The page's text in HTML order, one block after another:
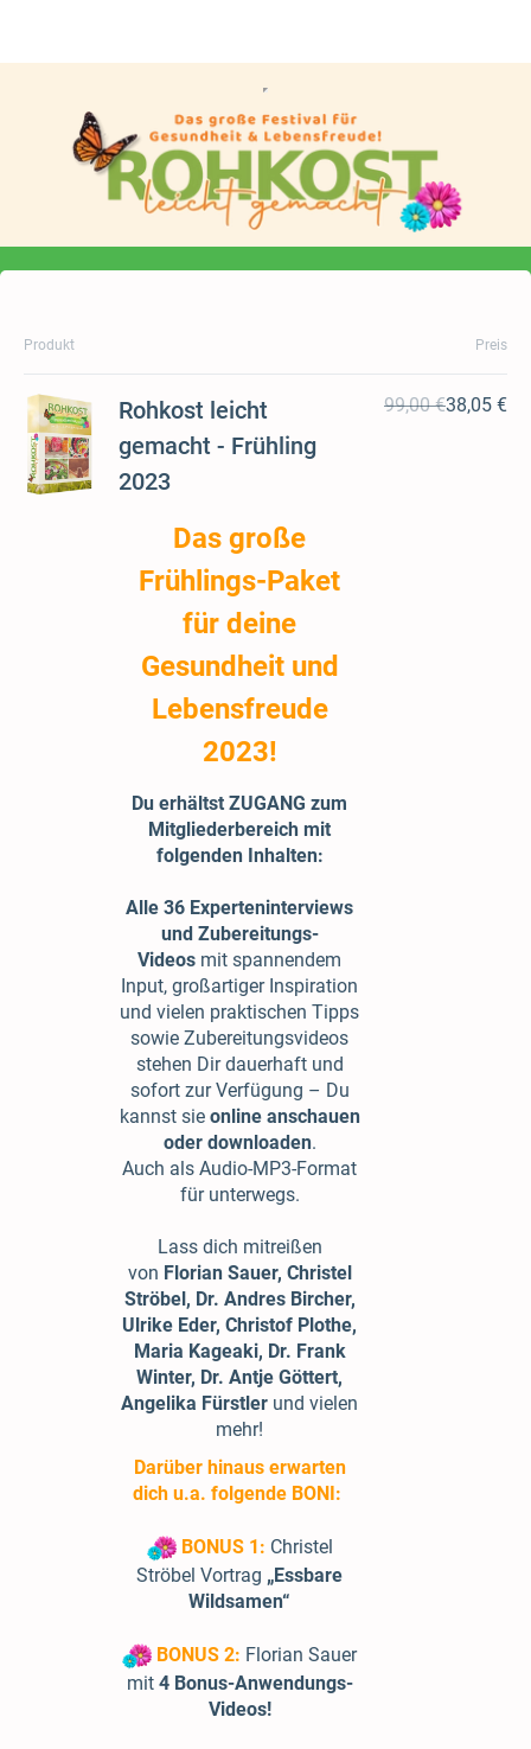
Produkt Preis
Rohkost leicht
gemacht - Frühling
2023
Das große
Frühlings-Paket
für deine
Gesundheit und
Lebensfreude
2023!
Du erhältst ZUGANG zum
Mitgliederbereich mit
folgenden Inhalten:
Alle 36 Experteninterviews
und Zubereitungs-
Videos mit spannendem
Input, großartiger Inspiration
und vielen praktischen Tipps
sowie Zubereitungsvideos
stehen Dir dauerhaft und
sofort zur Verfügung – Du
kannst sie online anschauen
oder downloaden.
Auch als Audio-MP3-Format
für unterwegs.
Lass dich mitreißen
von Florian Sauer, Christel
Ströbel, Dr. Andres Bircher,
Ulrike Eder, Christof Plothe,
Maria Kageaki, Dr. Frank
Winter, Dr. Antje Göttert,
Angelika Fürstler und vielen
mehr!
Darüber hinaus erwarten
dich u.a. folgende BONI:
BONUS 1: Christel
Ströbel Vortrag „Essbare
Wildsamen“
BONUS 2: Florian Sauer
mit 4 Bonus-Anwendungs-
Videos!
99,00 €38,05 €